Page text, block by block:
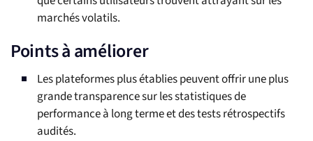
marchés volatils.
Points à améliorer
Les plateformes plus établies peuvent offrir une plus
grande transparence sur les statistiques de
performance à long terme et des tests rétrospectifs
audités.